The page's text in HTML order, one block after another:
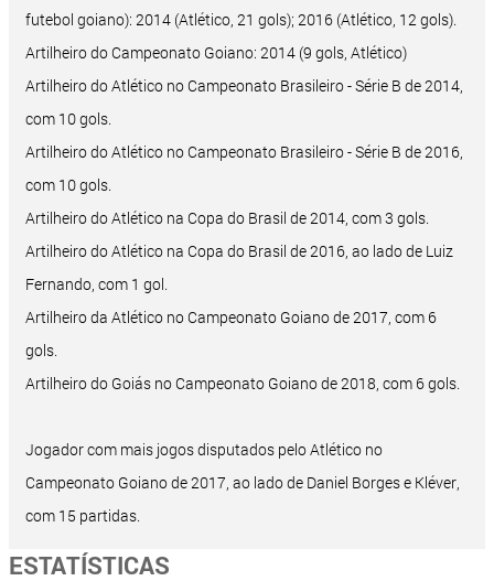
futebol goiano): 2014 (Atlético, 21 gols); 2016 (Atlético, 12 gols).
Artilheiro do Campeonato Goiano: 2014 (9 gols, Atlético)
Artilheiro do Atlético no Campeonato Brasileiro - Série B de 2014,
com 10 gols.
Artilheiro do Atlético no Campeonato Brasileiro - Série B de 2016,
com 10 gols.
Artilheiro do Atlético na Copa do Brasil de 2014, com 3 gols.
Artilheiro do Atlético na Copa do Brasil de 2016, ao lado de Luiz
Fernando, com 1 gol.
Artilheiro da Atlético no Campeonato Goiano de 2017, com 6
gols.
Artilheiro do Goiás no Campeonato Goiano de 2018, com 6 gols.
Jogador com mais jogos disputados pelo Atlético no
Campeonato Goiano de 2017, ao lado de Daniel Borges e Kléver,
com 15 partidas.
ESTATÍSTICAS